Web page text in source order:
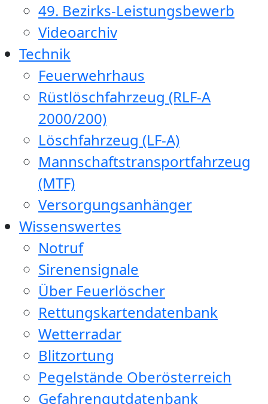
49. Bezirks-Leistungsbewerb
Videoarchiv
Technik
Feuerwehrhaus
Rüstlöschfahrzeug (RLF-A
2000/200)
Löschfahrzeug (LF-A)
Mannschaftstransportfahrzeug
(MTF)
Versorgungsanhänger
Wissenswertes
Notruf
Sirenensignale
Über Feuerlöscher
Rettungskartendatenbank
Wetterradar
Blitzortung
Pegelstände Oberösterreich
Gefahrengutdatenbank